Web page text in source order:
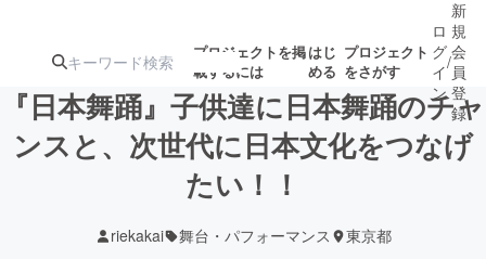
プロジェクトを掲
載するには
はじ
める
プロジェクト
をさがす
注目の新着プロ 募集終了が近いプ
ロ
グ
イ
ン
/
新
規
会
員
登
録
『日本舞踊』子供達に日本舞踊のチャ
ンスと、次世代に日本文化をつなげ
たい！！
riekakai 舞台・パフォーマンス 東京都